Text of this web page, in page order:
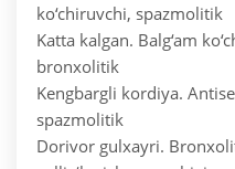
ko‘chiruvchi, spazmolitik
Katta kalgan. Balg‘am
bronxolitik
Kengbargli kordiya.
spazmolitik
Dorivor gulxayri.